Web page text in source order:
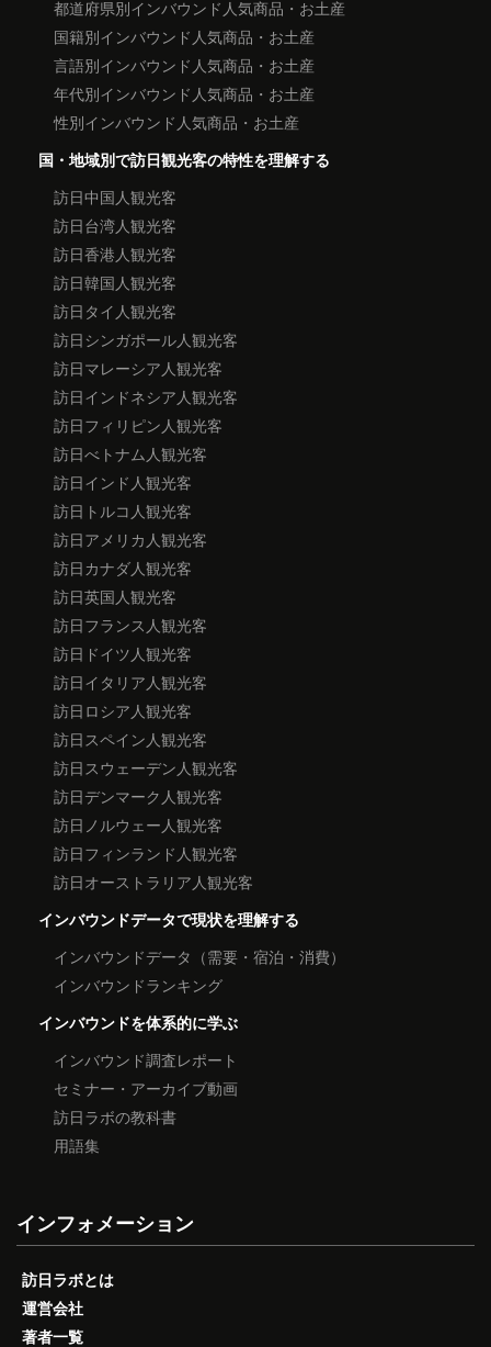
都道府県別インバウンド人気商品・お土産
国籍別インバウンド人気商品・お土産
言語別インバウンド人気商品・お土産
年代別インバウンド人気商品・お土産
性別インバウンド人気商品・お土産
国・地域別で訪日観光客の特性を理解する
訪日中国人観光客
訪日台湾人観光客
訪日香港人観光客
訪日韓国人観光客
訪日タイ人観光客
訪日シンガポール人観光客
訪日マレーシア人観光客
訪日インドネシア人観光客
訪日フィリピン人観光客
訪日べトナム人観光客
訪日インド人観光客
訪日トルコ人観光客
訪日アメリカ人観光客
訪日カナダ人観光客
訪日英国人観光客
訪日フランス人観光客
訪日ドイツ人観光客
訪日イタリア人観光客
訪日ロシア人観光客
訪日スペイン人観光客
訪日スウェーデン人観光客
訪日デンマーク人観光客
訪日ノルウェー人観光客
訪日フィンランド人観光客
訪日オーストラリア人観光客
インバウンドデータで現状を理解する
インバウンドデータ（需要・宿泊・消費）
インバウンドランキング
インバウンドを体系的に学ぶ
インバウンド調査レポート
セミナー・アーカイブ動画
訪日ラボの教科書
用語集
インフォメーション
訪日ラボとは
運営会社
著者一覧